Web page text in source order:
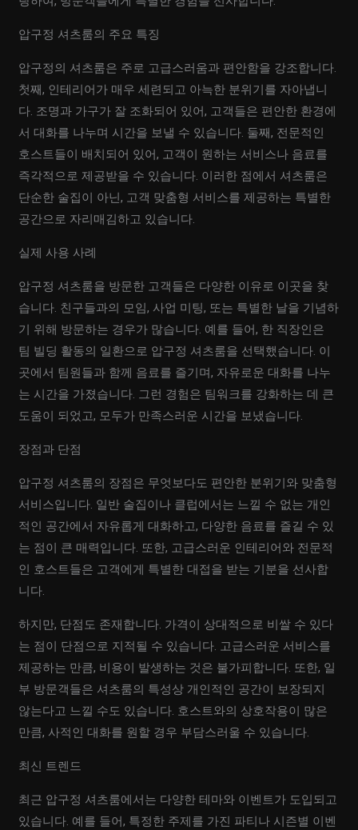
압구정 셔츠룸의 주요 특징
압구정의 셔츠룸은 주로 고급스러움과 편안함을 강조합니다.
첫째, 인테리어가 매우 세련되고 아늑한 분위기를 자아냅니
다. 조명과 가구가 잘 조화되어 있어, 고객들은 편안한 환경에
서 대화를 나누며 시간을 보낼 수 있습니다. 둘째, 전문적인
호스트들이 배치되어 있어, 고객이 원하는 서비스나 음료를
즉각적으로 제공받을 수 있습니다. 이러한 점에서 셔츠룸은
단순한 술집이 아닌, 고객 맞춤형 서비스를 제공하는 특별한
공간으로 자리매김하고 있습니다.
실제 사용 사례
압구정 셔츠룸을 방문한 고객들은 다양한 이유로 이곳을 찾
습니다. 친구들과의 모임, 사업 미팅, 또는 특별한 날을 기념하
기 위해 방문하는 경우가 많습니다. 예를 들어, 한 직장인은
팀 빌딩 활동의 일환으로 압구정 셔츠룸을 선택했습니다. 이
곳에서 팀원들과 함께 음료를 즐기며, 자유로운 대화를 나누
는 시간을 가졌습니다. 그런 경험은 팀워크를 강화하는 데 큰
도움이 되었고, 모두가 만족스러운 시간을 보냈습니다.
장점과 단점
압구정 셔츠룸의 장점은 무엇보다도 편안한 분위기와 맞춤형
서비스입니다. 일반 술집이나 클럽에서는 느낄 수 없는 개인
적인 공간에서 자유롭게 대화하고, 다양한 음료를 즐길 수 있
는 점이 큰 매력입니다. 또한, 고급스러운 인테리어와 전문적
인 호스트들은 고객에게 특별한 대접을 받는 기분을 선사합
니다.
하지만, 단점도 존재합니다. 가격이 상대적으로 비쌀 수 있다
는 점이 단점으로 지적될 수 있습니다. 고급스러운 서비스를
제공하는 만큼, 비용이 발생하는 것은 불가피합니다. 또한, 일
부 방문객들은 셔츠룸의 특성상 개인적인 공간이 보장되지
않는다고 느낄 수도 있습니다. 호스트와의 상호작용이 많은
만큼, 사적인 대화를 원할 경우 부담스러울 수 있습니다.
최신 트렌드
최근 압구정 셔츠룸에서는 다양한 테마와 이벤트가 도입되고
있습니다. 예를 들어, 특정한 주제를 가진 파티나 시즌별 이벤